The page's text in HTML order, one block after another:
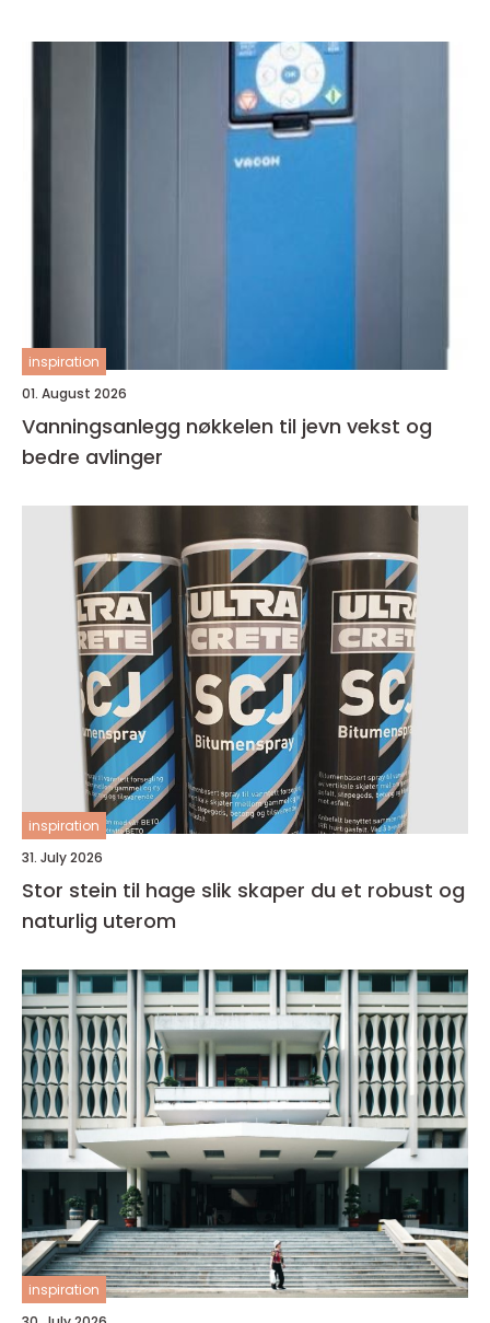
inspiration
01. August 2026
Vanningsanlegg nøkkelen til jevn vekst og
bedre avlinger
inspiration
31. July 2026
Stor stein til hage slik skaper du et robust og
naturlig uterom
inspiration